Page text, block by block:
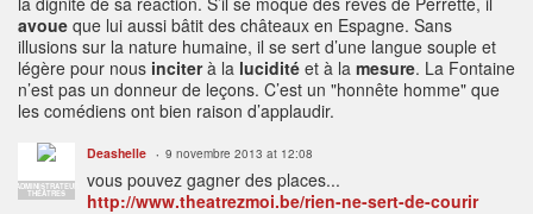
avoue que lui aussi bâtit des châteaux en Espagne. Sans
illusions sur la nature humaine, il se sert d’une langue souple et
légère pour nous inciterà la lucidité et à la mesure. La Fontaine
n’est pas un donneur de leçons. C’est un "honnête homme" que
les comédiens ont bien raison d’applaudir.
ADMINISTRATEUR
THÉÂTRES
Deashelle 9 novembre 2013 at 12:08
vous pouvez gagner des places...
http://www.theatrezmoi.be/rien-ne-sert-de-courir